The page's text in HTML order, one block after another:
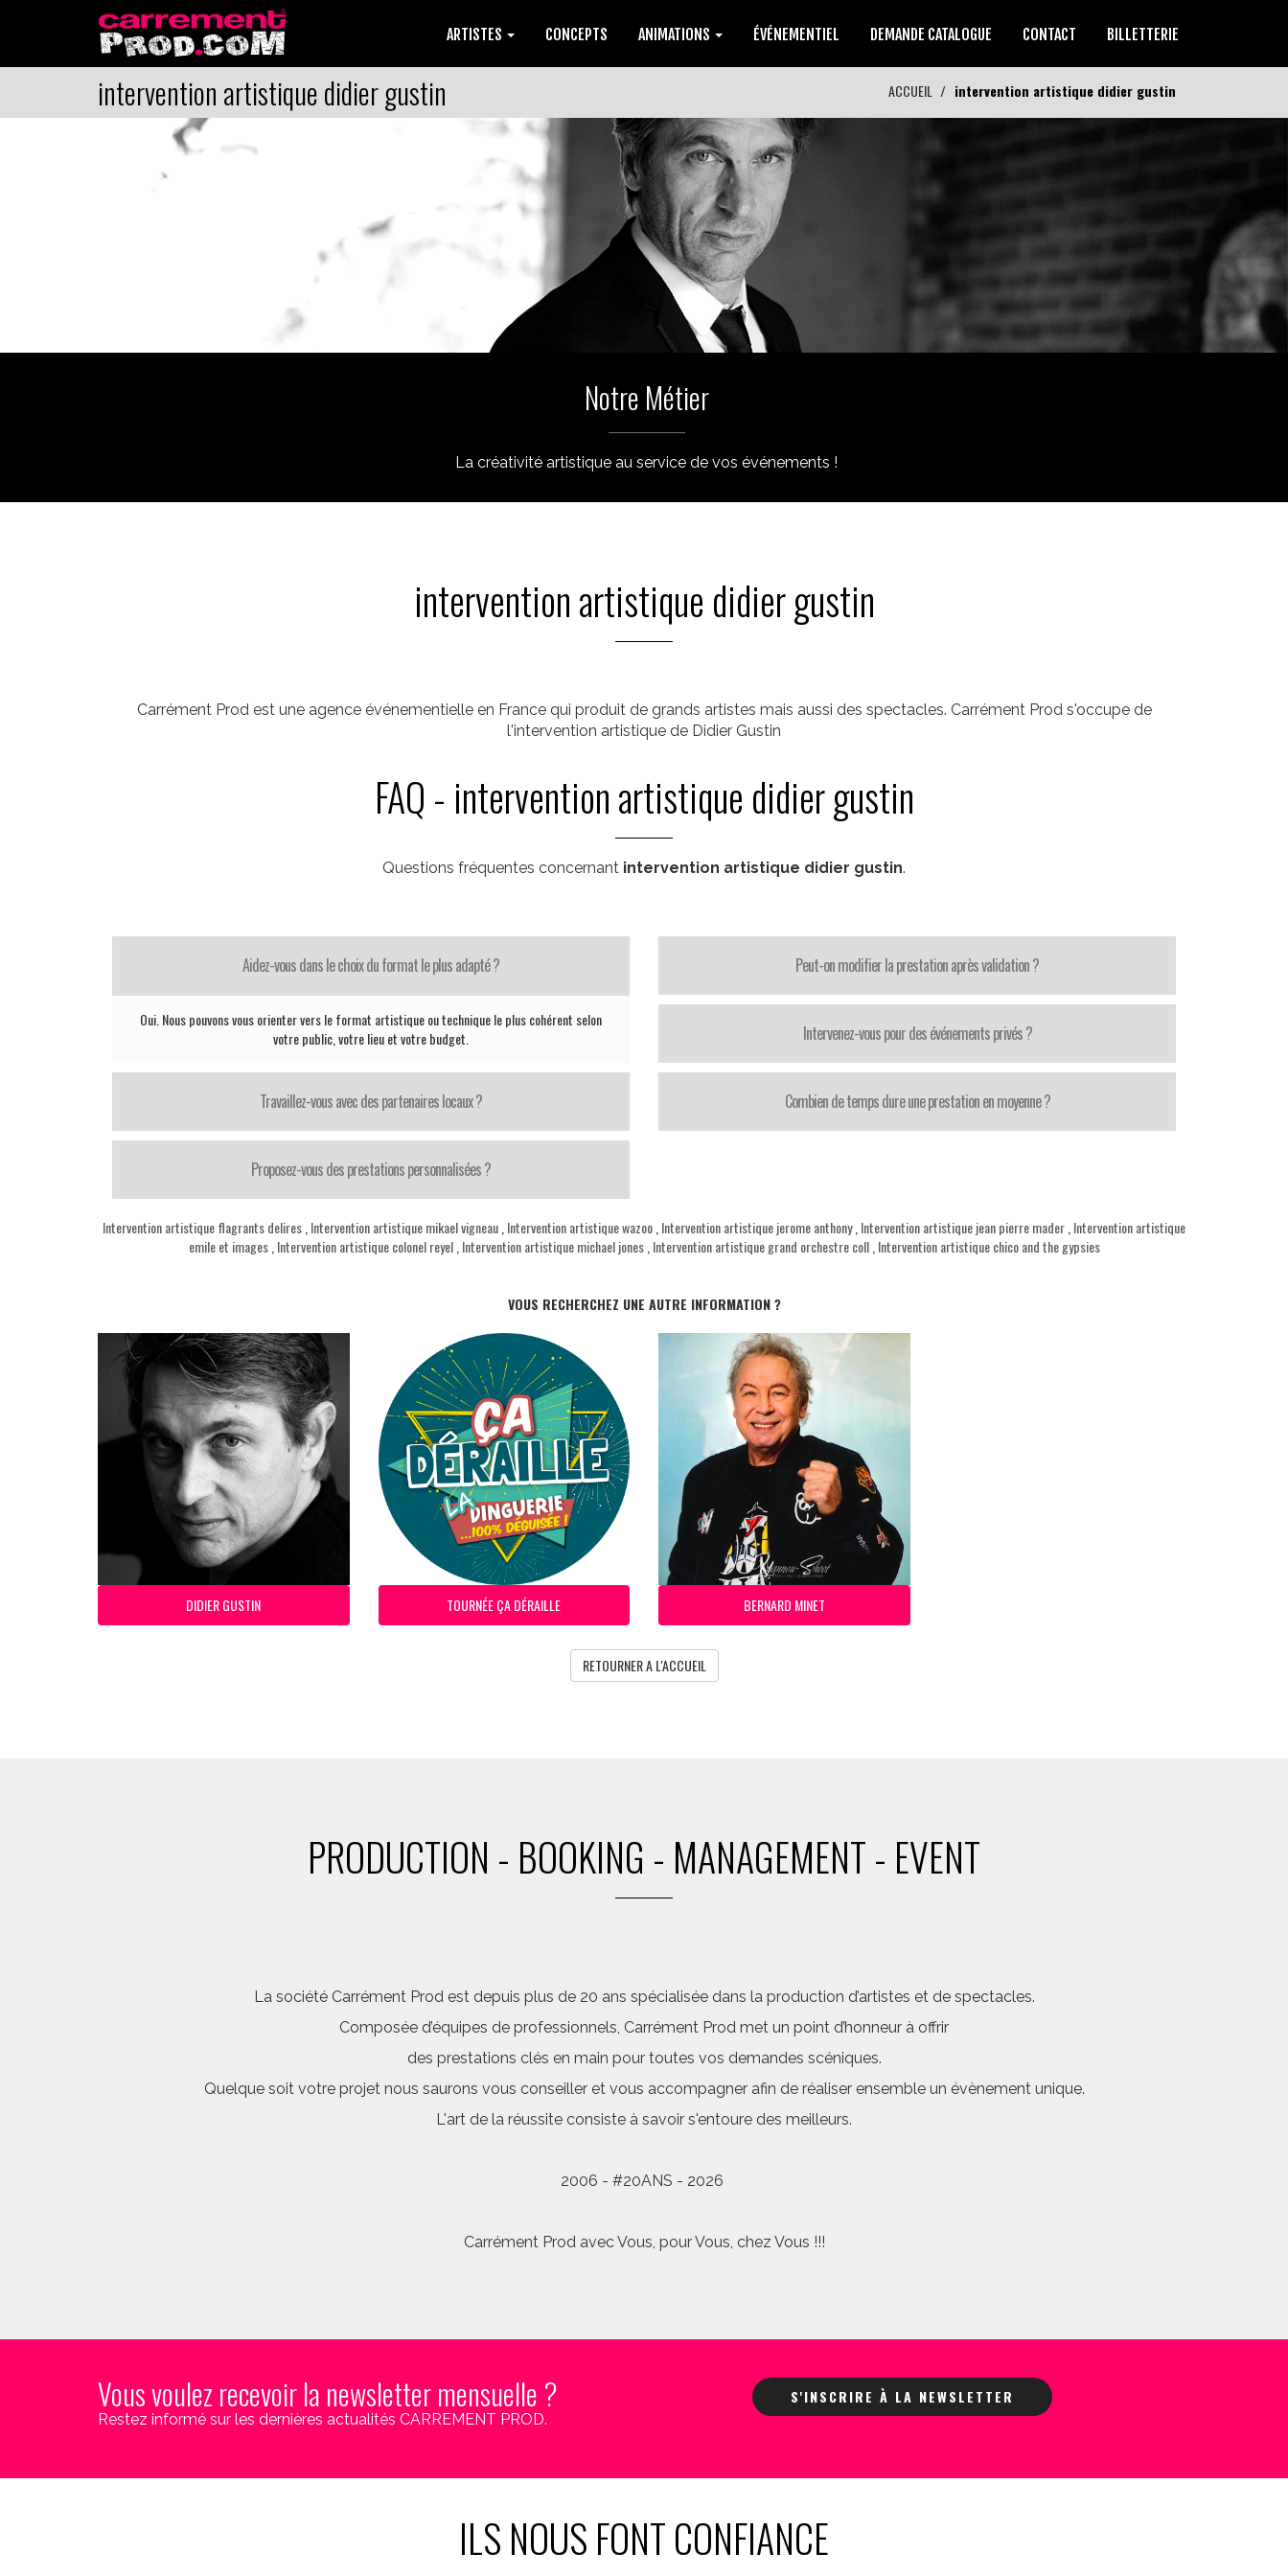
ARTISTES CONCEPTS ANIMATIONS ÉVÉNEMENTIEL DEMANDE CATALOGUE CONTACT BILLETTERIE
intervention artistique didier gustin ACCUEIL intervention artistique didier gustin
Notre Métier
La créativité artistique au service de vos événements !
intervention artistique didier gustin
Carrément Prod est une agence événementielle en France qui produit de grands artistes mais aussi des spectacles. Carrément Prod s'occupe de
l'intervention artistique de Didier Gustin
FAQ - intervention artistique didier gustin
Questions fréquentes concernant intervention artistique didier gustin.
Aidez-vous dans le choix du format le plus adapté ?
Oui. Nous pouvons vous orienter vers le format artistique ou technique le plus cohérent selon
votre public, votre lieu et votre budget.
Travaillez-vous avec des partenaires locaux ?
Proposez-vous des prestations personnalisées ?
Peut-on modifier la prestation après validation ?
Intervenez-vous pour des événements privés ?
Combien de temps dure une prestation en moyenne ?
Intervention artistique flagrants delires Intervention artistique mikael vigneau Intervention artistique wazoo Intervention artistique jerome anthony, Intervention artistique jean pierre mader Intervention artistique
emile et images, Intervention artistique colonel reyel, Intervention artistique michael jones, Intervention artistique grand orchestre coll, Intervention artistique chico and the gypsies
VOUS RECHERCHEZ UNE AUTRE INFORMATION ?
DIDIER GUSTIN TOURNÉE ÇA DÉRAILLE BERNARD MINET
RETOURNER A L'ACCUEIL
PRODUCTION - BOOKING - MANAGEMENT - EVENT
La société Carrément Prod est depuis plus de 20 ans spécialisée dans la production d’artistes et de spectacles.
Composée d’équipes de professionnels, Carrément Prod met un point d’honneur à offrir
des prestations clés en main pour toutes vos demandes scéniques.
Quelque soit votre projet nous saurons vous conseiller et vous accompagner afin de réaliser ensemble un évènement unique.
L'art de la réussite consiste à savoir s'entoure des meilleurs.
2006 - #20ANS - 2026
Carrément Prod avec Vous, pour Vous, chez Vous !!!
Vous voulez recevoir la newsletter mensuelle ?
Restez informé sur les dernières actualités CARREMENT PROD.
S'INSCRIRE À LA NEWSLETTER
ILS NOUS FONT CONFIANCE